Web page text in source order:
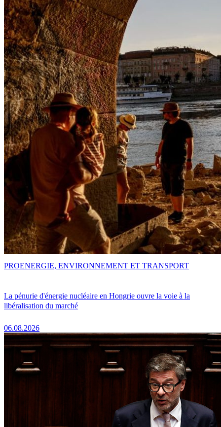
La pénurie d'énergie nucléaire en Hongrie ouvre la voie à la
libéralisation du marché
06.08.2026
PROENERGIE, ENVIRONNEMENT ET TRANSPORT